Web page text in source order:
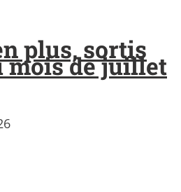
plus, sortis
mois de juillet